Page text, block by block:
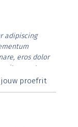
adipiscing
eros dolor
vitae erat.
lorem
proefrit